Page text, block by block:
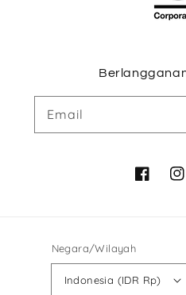
Email
Facebook
Negara/Wilayah
Indonesia (IDR Rp)